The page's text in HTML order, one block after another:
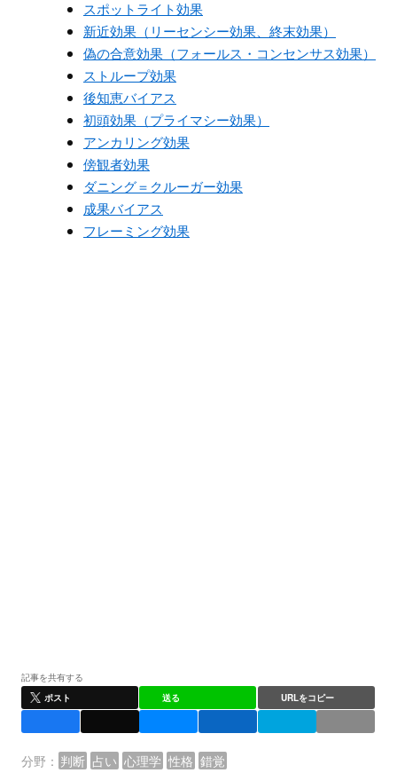
スポットライト効果
新近効果（リーセンシー効果、終末効果）
偽の合意効果（フォールス・コンセンサス効果）
ストループ効果
後知恵バイアス
初頭効果（プライマシー効果）
アンカリング効果
傍観者効果
ダニング＝クルーガー効果
成果バイアス
フレーミング効果
記事を共有する
ポスト
送る URLをコピー
分野： 判断 占い 心理学 性格 錯覚